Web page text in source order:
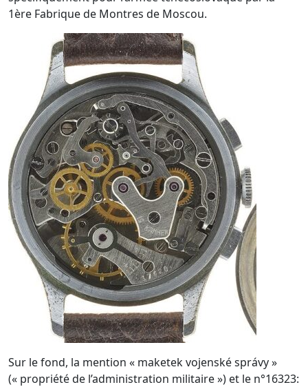
1ère Fabrique de Montres de Moscou.
Sur le fond, la mention « maketek vojenské správy »
(« propriété de l’administration militaire ») et le n°16323: